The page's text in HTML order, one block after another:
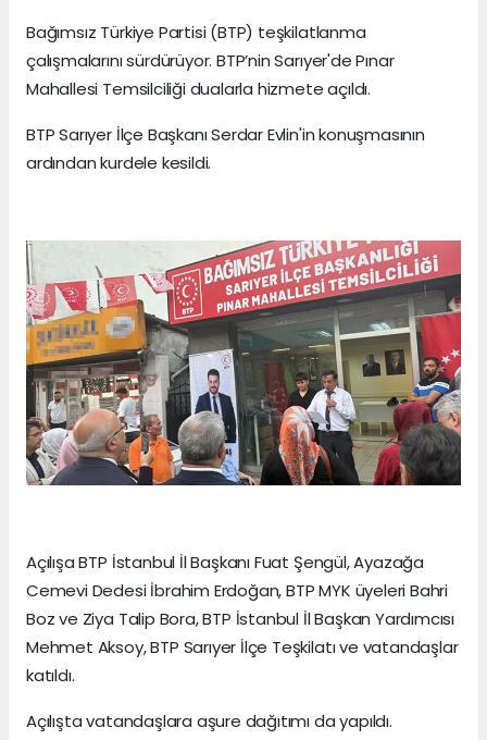
Bağımsız Türkiye Partisi (BTP) teşkilatlanma
çalışmalarını sürdürüyor. BTP’nin Sarıyer'de Pınar
Mahallesi Temsilciliği dualarla hizmete açıldı.
BTP Sarıyer İlçe Başkanı Serdar Evlin'in konuşmasının
ardından kurdele kesildi.
Açılışa BTP İstanbul İl Başkanı Fuat Şengül, Ayazağa
Cemevi Dedesi İbrahim Erdoğan, BTP MYK üyeleri Bahri
Boz ve Ziya Talip Bora, BTP İstanbul İl Başkan Yardımcısı
Mehmet Aksoy, BTP Sarıyer İlçe Teşkilatı ve vatandaşlar
katıldı.
Açılışta vatandaşlara aşure dağıtımı da yapıldı.